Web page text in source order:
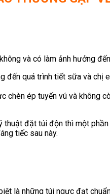
và có làm ảnh hưởng
đến quá trình tiết sữa và
ép tuyến vú và không
đặt túi độn thì một
tiếc sau này.
là những túi ngực đạt